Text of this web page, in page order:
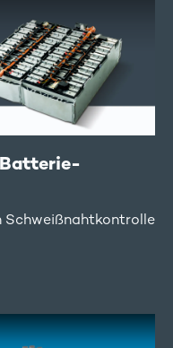
Batterie­
Schweißnahtkontrolle